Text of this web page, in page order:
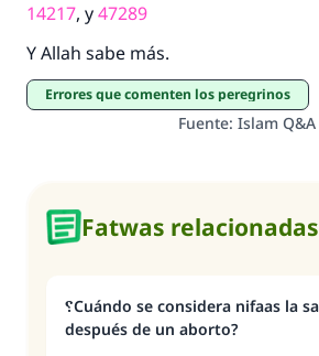
14217, y47289
Y Allah sabe más.
Errores que comenten los peregrinos
Fuente: Islam Q&A
Fatwas relacionadas
؟Cuándo se considera nifaas la sangre que sale
después de un aborto?